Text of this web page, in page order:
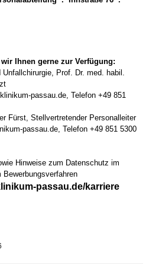
Ihnen gerne zur Verfügung:
Prof. Dr. med. habil.
passau.de, Telefon +49 851
Fürst, Stellvertretender Personalleiter
passau.de, Telefon +49 851 5300
Hinweise zum Datenschutz im
passau.de/karriere